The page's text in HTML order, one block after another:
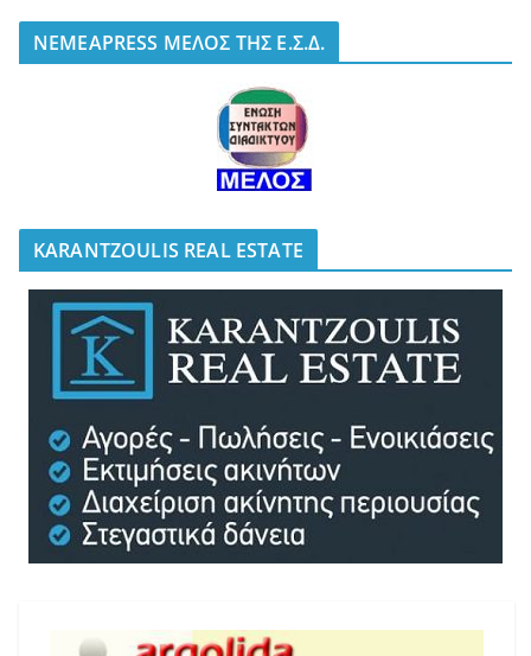
NEMEAPRESS ΜΕΛΟΣ ΤΗΣ Ε.Σ.Δ.
KARANTZOULIS REAL ESTATE